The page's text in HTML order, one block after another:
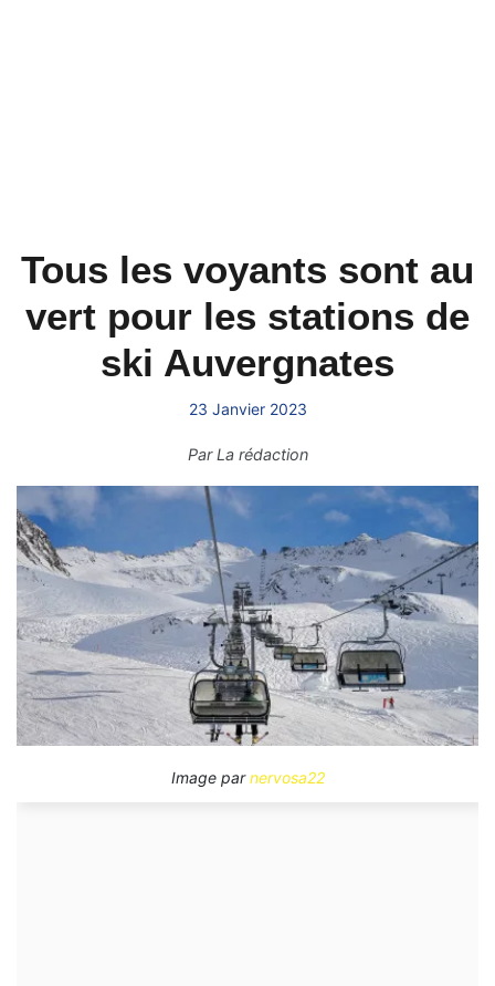
Tous les voyants sont au
vert pour les stations de
ski Auvergnates
23 Janvier 2023
ParLa rédaction
Image parnervosa22